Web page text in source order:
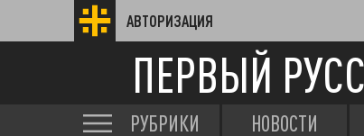
АВТОРИЗАЦИЯ
ПЕРВЫЙ
РУБРИКИ НОВОСТИ